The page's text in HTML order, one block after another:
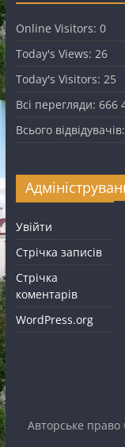
Online Visitors: 0
Today's Views: 26
Today's Visitors: 25
Всі перегляди: 666
Всього відвідувачів:
Увійти
Стрічка записів
Стрічка
коментарів
WordPress.org
Авторське